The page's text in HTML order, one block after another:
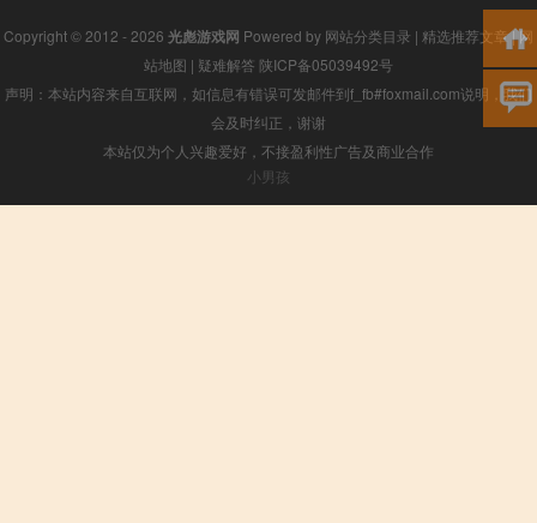
Copyright © 2012 - 2026 光彪游戏网 Powered by 网站分类目录 | 精选推荐文章|网
站地图 | 疑难解答 陕ICP备05039492号
声明：本站内容来自互联网，如信息有错误可发邮件到f_fb#foxmail.com说明，我们
会及时纠正，谢谢
本站仅为个人兴趣爱好，不接盈利性广告及商业合作
小男孩